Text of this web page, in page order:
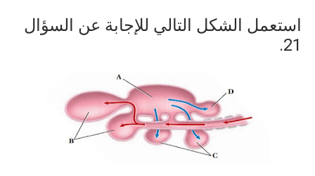
استعمل الشكل التالي للإجابة عن السؤال
21.